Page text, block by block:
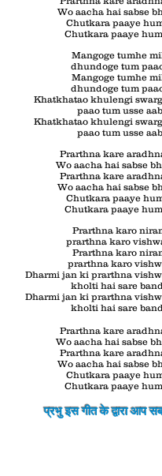
Wo aacha hai sabse
Chutkara paaye
Chutkara paaye
Mangoge tumhe
dhundoge tum
Mangoge tumhe
dhundoge tum
Khatkhatao khulengi
paao tum usse
Khatkhatao khulengi
paao tum usse
Prarthna kare
Wo aacha hai sabse
Prarthna kare
Wo aacha hai sabse
Chutkara paaye
Chutkara paaye
Prarthna karo
prarthna karo
Prarthna karo
prarthna karo
Dharmi jan ki prarthna
kholti hai sare
Dharmi jan ki prarthna
kholti hai sare
Prarthna kare
Wo aacha hai sabse
Prarthna kare
Wo aacha hai sabse
Chutkara paaye
Chutkara paaye
प्रभु इस गीत के द्वारा आप